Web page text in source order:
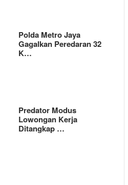
Polda Metro Jaya
Gagalkan Peredaran 32
K…
Predator Modus
Lowongan Kerja
Ditangkap …